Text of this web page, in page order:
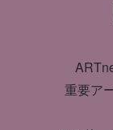
重要ア